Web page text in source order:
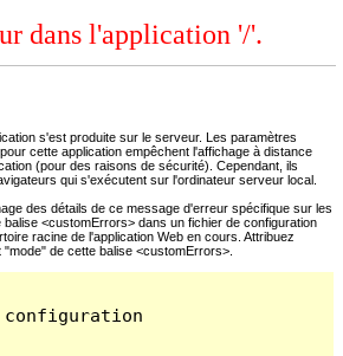
dans l'application '/'.
s'est produite sur le serveur. Les paramètres
cette application empêchent l'affichage à distance
(pour des raisons de sécurité). Cependant, ils
qui s'exécutent sur l'ordinateur serveur local.
des détails de ce message d'erreur spécifique sur les
<customErrors> dans un fichier de configuration
racine de l'application Web en cours. Attribuez
de cette balise <customErrors>.